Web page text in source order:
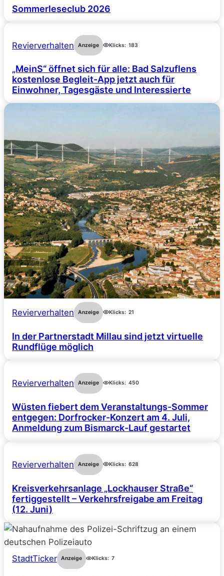
Sommerleseclub 2026
Revierverhalten Anzeige Klicks: 183
„MeinS“ öffnet sich für alle: Bad Salzuflens
kostenlose Begleit-App jetzt auch für
Einwohner, Tagesgäste und Interessierte
Revierverhalten Anzeige Klicks: 21
In der Partnerstadt Millau sind jetzt virtuelle
Rundflüge möglich
Revierverhalten Anzeige Klicks: 450
Wüsten fiebert dem Veranstaltungs-Sommer
entgegen: Dorfrocker-Konzert am 4. Juli,
Anmeldung zum Bismarck-Lauf gestartet
Revierverhalten Anzeige Klicks: 628
Kreisverkehrsanlage „Lockhauser Straße“
fertiggestellt – Verkehrsfreigabe am Freitag
(12. Juni)
StadtTicker Anzeige Klicks: 7